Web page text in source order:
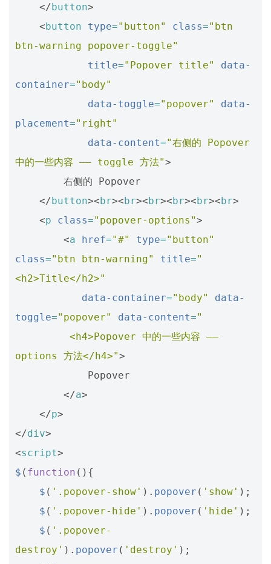
</button>
<button type="button" class="btn
btn-warning popover-toggle"
title="Popover title"
data-
container="body"
data-toggle="popover"
data-
placement="right"
data-content="右侧的 Popover
中的一些内容 —— toggle 方法">
</button><br><br><br><br><br><br>
<p class="popover-options">
<a href="#" type="button"
class="btn btn-warning" title="
<h2>Title</h2>"
data-container="body"
data-
toggle="popover" data-content="
options 方法</h4>">
</a>
</p>
</div>
<script>
$ ( function (){
$ ( '.popover-show' ). popover ( 'show' );
$ ( '.popover-hide' ). popover ( 'hide' );
$ ( '.popover-
destroy' ). popover ( 'destroy' );